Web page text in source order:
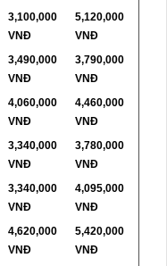
3,100,000
VNĐ
5,120,000
VNĐ
3,490,000
VNĐ
3,790,000
VNĐ
4,060,000
VNĐ
4,460,000
VNĐ
3,340,000
VNĐ
3,780,000
VNĐ
3,340,000
VNĐ
4,095,000
VNĐ
4,620,000
VNĐ
5,420,000
VNĐ